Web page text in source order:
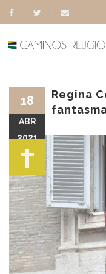
Regina
18
ABR
2021